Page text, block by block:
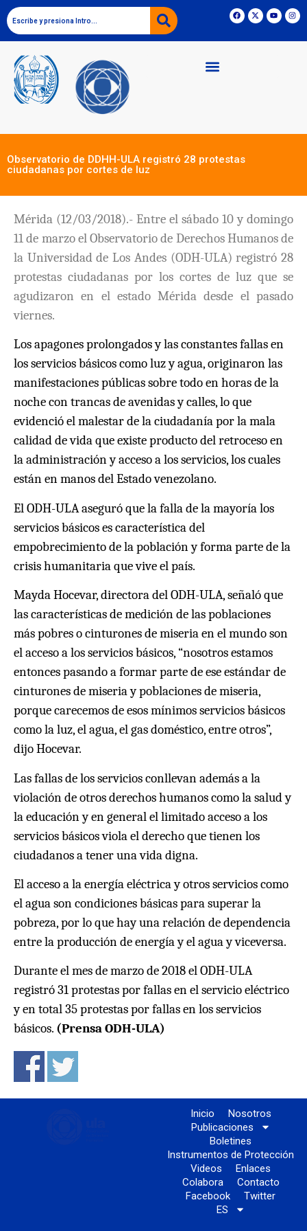
Observatorio de DDHH-ULA registró 28 protestas
ciudadanas por cortes de luz
Mérida (12/03/2018).- Entre el sábado 10 y domingo
11 de marzo el Observatorio de Derechos Humanos de
la Universidad de Los Andes (ODH-ULA) registró 28
protestas ciudadanas por los cortes de luz que se
agudizaron en el estado Mérida desde el pasado
viernes.
Los apagones prolongados y las constantes fallas en
los servicios básicos como luz y agua, originaron las
manifestaciones públicas sobre todo en horas de la
noche con trancas de avenidas y calles, lo que
evidenció el malestar de la ciudadanía por la mala
calidad de vida que existe producto del retroceso en
la administración y acceso a los servicios, los cuales
están en manos del Estado venezolano.
El ODH-ULA aseguró que la falla de la mayoría los
servicios básicos es característica del
empobrecimiento de la población y forma parte de la
crisis humanitaria que vive el país.
Mayda Hocevar, directora del ODH-ULA, señaló que
las características de medición de las poblaciones
más pobres o cinturones de miseria en el mundo son
el acceso a los servicios básicos, “nosotros estamos
entonces pasando a formar parte de ese estándar de
cinturones de miseria y poblaciones de miseria,
porque carecemos de esos mínimos servicios básicos
como la luz, el agua, el gas doméstico, entre otros”,
dijo Hocevar.
Las fallas de los servicios conllevan además a la
violación de otros derechos humanos como la salud y
la educación y en general el limitado acceso a los
servicios básicos viola el derecho que tienen los
ciudadanos a tener una vida digna.
El acceso a la energía eléctrica y otros servicios como
el agua son condiciones básicas para superar la
pobreza, por lo que hay una relación de dependencia
entre la producción de energía y el agua y viceversa.
Durante el mes de marzo de 2018 el ODH-ULA
registró 31 protestas por fallas en el servicio eléctrico
y en total 35 protestas por fallas en los servicios
básicos. (Prensa ODH-ULA)
Inicio
Nosotros
Publicaciones
Boletines
Instrumentos de Protección
Videos
Enlaces
Colabora
Contacto
Facebook
Twitter
ES